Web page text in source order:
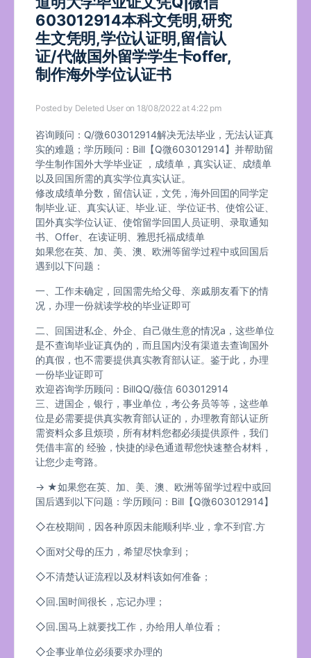
603012914本科文凭明,研究
生文凭明,学位认证明,留信认
证/代做国外留学学生卡offer,
制作海外学位认证书
Posted by Deleted User on 18/08/2022 at 4:22 pm
咨询顾问：Q/微603012914解决无法毕业，无法认证真
实的难题；学历顾问：Bill【Q微603012914】并帮助留
学生制作国外大学毕业证 ，成绩单，真实认证、成绩单
以及回国所需的真实学位真实认证。
修改成绩单分数，留信认证，文凭，海外回囯的同学定
制毕业.证、真实认证、毕业.证、学位证书、使馆公证、
囯外真实学位认证、使馆留学回囯人员证明、录取通知
书、Offer、在读证明、雅思托福成绩单
如果您在英、加、美、澳、欧洲等留学过程中或回国后
遇到以下问题：
一、工作未确定，回国需先给父母、亲戚朋友看下的情
况，办理一份就读学校的毕业证即可
二、回国进私企、外企、自己做生意的情况a，这些单位
是不查询毕业证真伪的，而且国内没有渠道去查询国外
的真假，也不需要提供真实教育部认证。鉴于此，办理
一份毕业证即可
欢迎咨询学历顾问：BillQQ/薇信 603012914
三、进国企，银行，事业单位，考公务员等等，这些单
位是必需要提供真实教育部认证的，办理教育部认证所
需资料众多且烦琐，所有材料您都必须提供原件，我们
凭借丰富的 经验，快捷的绿色通道帮您快速整合材料，
让您少走弯路。
→ ★如果您在英、加、美、澳、欧洲等留学过程中或回
国后遇到以下问题：学历顾问：Bill【Q微603012914】
◇在校期间，因各种原因未能顺利毕.业，拿不到官.方
◇面对父母的压力，希望尽快拿到；
◇不清楚认证流程以及材料该如何准备；
◇回.国时间很长，忘记办理；
◇回.国马上就要找工作，办给用人单位看；
◇企事业单位必须要求办理的